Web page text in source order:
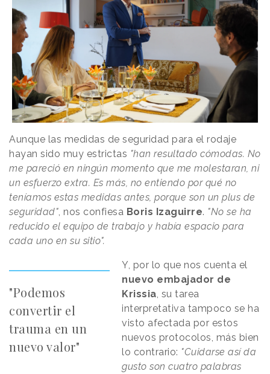
Aunque las medidas de seguridad para el rodaje
hayan sido muy estrictas "han resultado cómodas. No
me pareció en ningún momento que me molestaran, ni
un esfuerzo extra. Es más, no entiendo por qué no
teníamos estas medidas antes, porque son un plus de
seguridad" , nos confiesa Boris Izaguirre. "No se ha
reducido el equipo de trabajo y había espacio para
cada uno en su sitio".
"Podemos
convertir el
trauma en un
nuevo valor"
Y, por lo que nos cuenta el
nuevo embajador de
Krissia , su tarea
interpretativa tampoco se ha
visto afectada por estos
nuevos protocolos, más bien
lo contrario: "Cuidarse así da
gusto son cuatro palabras